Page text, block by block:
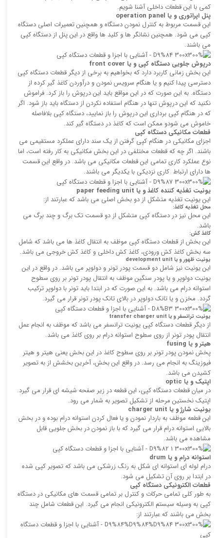
کمی با این قطعات داخلی آشنا شویم.
پنل اپراتوری و یا operation panel
این قسمت مربوط به کنترل نمودن دستگاه و همچنین تعمیرات اصلی دستگاه
کپی می شود. همچنین نشانگر ها و کلید ها واقع در این پنل از دستگاه کپی
می باشند.
درپوش جلویی دستگاه کپی و یا front cover
این بخش زمانی کاربرد دارد که بخواهیم به برخی از دیگر قطعات دستگاه کپی
دسترسی پیدا کنیم و یا هنگام سرویس نمودن و درآوردن کاغذ گیر کرده از
دستگاه. به این صورت که در این مواقع باید این درپوش را باز کرد. فراموش
نکنید که این درپوش تنها در هنگام استفاده نکردن از دستگاه باید باز شود. اگر
که در هنگام کپی برداری این درپوش را باز نمایید، دستگاه کپی بلافاصله
خاموش می شودو ممکن است که کاغذ در دستگاه گیر کند.
قطعات مکانیکی دستگاه کپی
اجزای مکانیکی در هنگام کپی گرفتن از یک سند دارای عملکرد مستقیمی می
باشند. اگر چه که قطعات مختلفی در این بخش مکانیکی به کار رفته است، اما
نوع عملکرد کاری تمامی این قطعات مکانیکی می باشد. در واقع این قسمت
ها دارای ارتباط کاری نزدیکی با یکدیگر می باشند.
یونیت تغذیه کننده کاغذ و یا paper feeding unit
این یونیت تغذیه متشکل از دو بخش اصلی می باشد که عبارتند از:
محل تغذیه کاغذ:
این محل نیز در دستگاه کپی متشکل از دو قسمت تک برگ و چند برگ می
باشد.
کاغذ کش:
این بخش از قطعات دستگاه کپی موظف به انتقال کاغذ ها می باشد که شامل
سه بخش کاغذ کش ورودی، کاغذ کش داخلی و کاغذ کش خروجی می باشد.
یونیت ظهور و یا development unit
این یونیت نیز شامل دو قسمت پودر تونر و دولوپر می باشد. در واقع در این
یونیت دولوپر و یا پودر سنگین موظف به انتقال پودر تونر بر روی سطوح
استوانه درام می باشد. به این صورت که در ابتدا باید تونر با دولوپر ترکیب
گردد. مخزن و یا تانک دولوپر در بالای تانک پودر تونر قرار می گیرد.
یونیت ترانسفر و یا transfer charger unit
از دیگر قطعات دستگاه کپی یونیت ترانسفر می باشد که موظف به انجام عمل
انتقال پودر تونر از روی سطوح استوانه درام بر روی کاغذ می باشد.
هیتر و یا fusing
پخش نمودن پودر تونر بر روی سطوح کاغذ در این بخش یعنی هیتر و هیتر
فیوزینگ به انجام می رسد. در واقع این بخش، آخرین بخشش از به تصویر
کشیدن می باشد.
اپتیک و یا optic
در میان قطعات دستگاه کپی، این قطعه در زیر صفحه شیشه ای قرار می گیرد.
اپتیک نخستین مرحله از تشکیل تصویر به شمار می رود.
یونیت شارژ و یا charger unit
این قطعه موظف به باردار نمودن و یا فعال کردن استوانه درام بوده و در بخش
بالایی استوانه درام قرار می گیرد که با باز نمودن در بخش جلویی قابل
مشاهده می باشد.
استوانه درام و یا drum
درام لوله ای استوانه ای شکل به رنگ زرشکی می باشد که تصویر کپی شده
در ابتدا بر روی آن تشکیل می شود.
قطعات الکترونیکی دستگاه کپی
به طور کلی تمامی حرکات و کنترل بر تمامی قسمت های مکانیکی در دستگاه
کپی به وسیله سیستم الکترونیکی انجام می گیرد. این قطعات شامل چند
بخش می باشند که عبارتند از: